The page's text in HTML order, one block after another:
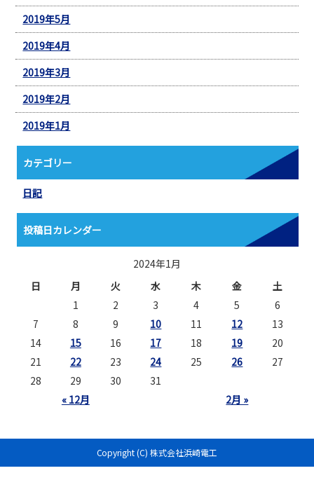
2019年5月
2019年4月
2019年3月
2019年2月
2019年1月
カテゴリー
日記
投稿日カレンダー
2024年1月
日
月 火 水 木 金 土
« 12月 2月 »
1 2 3 4 5
6
7
8 9 10 11 12
13
14
15 16 17 18 19
20
21
22 23 24 25 26
27
28
29 30 31
Copyright (C) 株式会社浜崎電工